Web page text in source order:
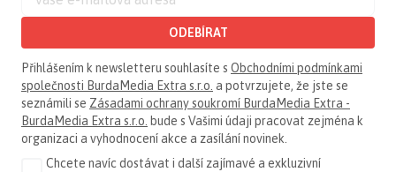
ODEBÍRAT
Přihlášením k newsletteru souhlasíte s Obchodními podmínkami
společnosti BurdaMedia Extra s.r.o. a potvrzujete, že jste se
seznámili se Zásadami ochrany soukromí BurdaMedia Extra -
BurdaMedia Extra s.r.o. bude s Vašimi údaji pracovat zejména k
organizaci a vyhodnocení akce a zasílání novinek.
Chcete navíc dostávat i další zajímavé a exkluzivní